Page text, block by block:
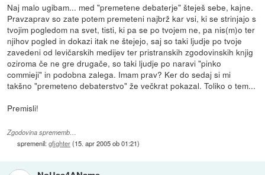
Naj malo ugibam... med "premetene debaterje" šteješ sebe, kajne.
Pravzaprav so zate potem premeteni najbrž kar vsi, ki se strinjajo s
tvojim pogledom na svet, tisti, ki pa se po tvojem ne, pa nis(m)o ter
njihov pogled in dokazi itak ne štejejo, saj so taki ljudje po tvoje
zavedeni od levičarskih medijev ter pristranskih zgodovinskih knjig
oziroma če ne gre drugače, so taki ljudje po naravi "pinko
commieji" in podobna zalega. Imam prav? Ker do sedaj si mi
takšno "premeteno debaterstvo" že večkrat pokazal. Toliko o tem...
Premisli!
Zgodovina sprememb…
spremenil:gfighter(15. apr 2005 ob 01:21)